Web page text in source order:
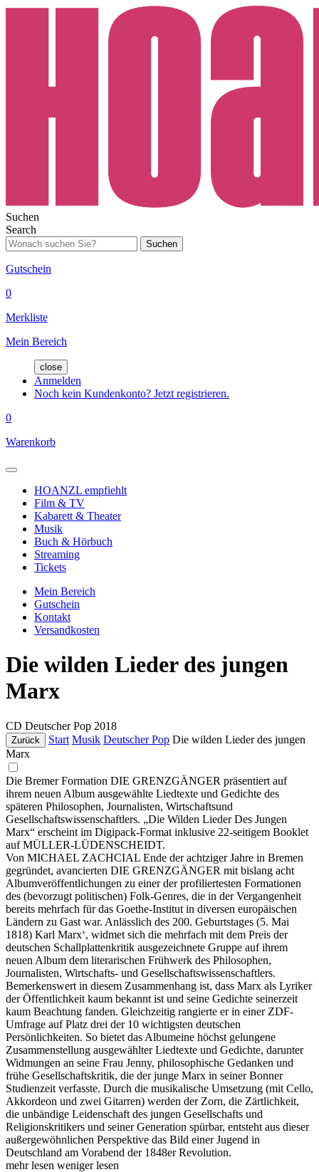
Suchen
Search
Suchen
Gutschein
0
Merkliste
Mein Bereich
close
Anmelden
Noch kein Kundenkonto? Jetzt registrieren.
0
Warenkorb
HOANZL empfiehlt
Film & TV
Kabarett & Theater
Musik
Buch & Hörbuch
Streaming
Tickets
Mein Bereich
Gutschein
Kontakt
Versandkosten
Die wilden Lieder des jungen
Marx
CD Deutscher Pop 2018
Zurück Start Musik Deutscher Pop Die wilden Lieder des jungen
Marx
Die Bremer Formation DIE GRENZGÄNGER präsentiert auf
ihrem neuen Album ausgewählte Liedtexte und Gedichte des
späteren Philosophen, Journalisten, Wirtschaftsund
Gesellschaftswissenschaftlers. „Die Wilden Lieder Des Jungen
Marx“ erscheint im Digipack-Format inklusive 22-seitigem Booklet
auf MÜLLER-LÜDENSCHEIDT.
Von MICHAEL ZACHCIAL Ende der achtziger Jahre in Bremen
gegründet, avancierten DIE GRENZGÄNGER mit bislang acht
Albumveröffentlichungen zu einer der profiliertesten Formationen
des (bevorzugt politischen) Folk-Genres, die in der Vergangenheit
bereits mehrfach für das Goethe-Institut in diversen europäischen
Ländern zu Gast war. Anlässlich des 200. Geburtstages (5. Mai
1818) Karl Marx‘, widmet sich die mehrfach mit dem Preis der
deutschen Schallplattenkritik ausgezeichnete Gruppe auf ihrem
neuen Album dem literarischen Frühwerk des Philosophen,
Journalisten, Wirtschafts- und Gesellschaftswissenschaftlers.
Bemerkenswert in diesem Zusammenhang ist, dass Marx als Lyriker
der Öffentlichkeit kaum bekannt ist und seine Gedichte seinerzeit
kaum Beachtung fanden. Gleichzeitig rangierte er in einer ZDF-
Umfrage auf Platz drei der 10 wichtigsten deutschen
Persönlichkeiten. So bietet das Albumeine höchst gelungene
Zusammenstellung ausgewählter Liedtexte und Gedichte, darunter
Widmungen an seine Frau Jenny, philosophische Gedanken und
frühe Gesellschaftskritik, die der junge Marx in seiner Bonner
Studienzeit verfasste. Durch die musikalische Umsetzung (mit Cello,
Akkordeon und zwei Gitarren) werden der Zorn, die Zärtlichkeit,
die unbändige Leidenschaft des jungen Gesellschafts und
Religionskritikers und seiner Generation spürbar, entsteht aus dieser
außergewöhnlichen Perspektive das Bild einer Jugend in
Deutschland am Vorabend der 1848er Revolution.
mehr lesen weniger lesen